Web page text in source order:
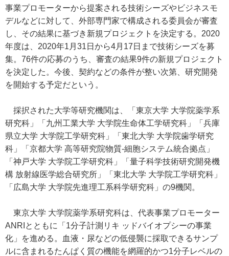
事業プロモーターから提案される技術シーズやビジネスモ
デルなどに対して、外部専門家で構成される委員会が審査
し、その結果に基づき新規プロジェクトを決定する。2020
年度は、2020年1月31日から4月17日まで技術シーズを募
集。76件の応募のうち、審査の結果9件の新規プロジェクト
を決定した。今後、契約などの条件が整い次第、研究開発
を開始する予定だという。
採択された大学等研究機関は、「東京大学 大学院薬学系
研究科」「九州工業大学 大学院生命体工学研究科」「兵庫
県立大学 大学院工学研究科」「東北大学 大学院歯学研究
科」「京都大学 高等研究院物質-細胞システム統合拠点」
「神戸大学 大学院工学研究科」「量子科学技術研究開発機
構 放射線医学総合研究所」「東北大学 大学院工学研究科」
「広島大学 大学院先進理工系科学研究科」の9機関。
東京大学 大学院薬学系研究科は、代表事業プロモーター
ANRIとともに「1分子計測リキ ッドバイオプシーの事業
化」を進める。血液・尿などの低侵襲に採取できるサンプ
ルに含まれるたんぱく質の機能を網羅的かつ1分子レベルの